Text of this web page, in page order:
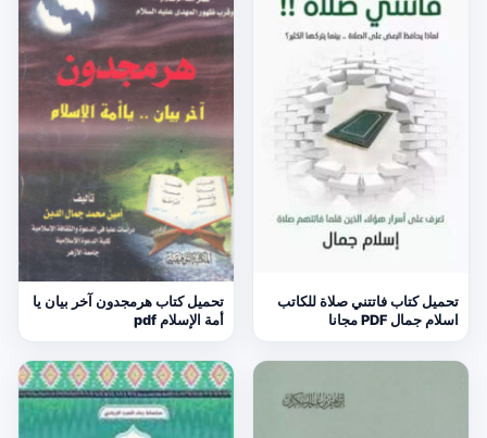
تحميل كتاب فاتتني صلاة للكاتب
اسلام جمال PDF مجانا
تحميل كتاب هرمجدون آخر بيان يا
أمة الإسلام pdf